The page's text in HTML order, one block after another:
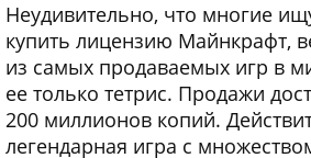
Неудивительно, что многие
купить лицензию Майнкрафт,
из самых продаваемых игр в
ее только тетрис. Продажи
200 миллионов копий.
легендарная игра с